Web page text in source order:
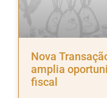
Nova
amplia
fiscal